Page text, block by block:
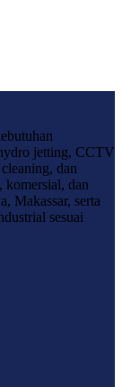
jetting, CCTV
dan
komersial, dan
Makassar, serta
sesuai